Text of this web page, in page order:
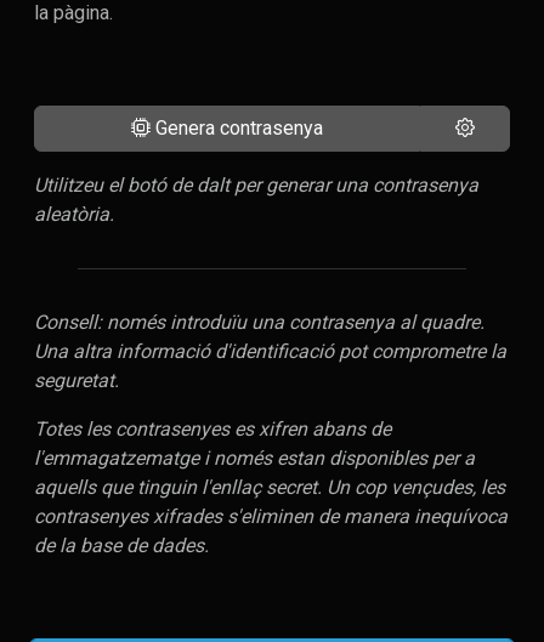
la pàgina.
Genera contrasenya
Utilitzeu el botó de dalt per generar una contrasenya
aleatòria.
Consell: només introduïu una contrasenya al quadre.
Una altra informació d'identificació pot comprometre la
seguretat.
Totes les contrasenyes es xifren abans de
l'emmagatzematge i només estan disponibles per a
aquells que tinguin l'enllaç secret. Un cop vençudes, les
contrasenyes xifrades s'eliminen de manera inequívoca
de la base de dades.